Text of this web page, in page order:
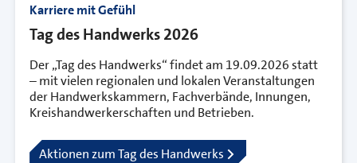
Karriere mit Gefühl
Tag des Handwerks 2026
Der „Tag des Handwerks“ findet am 19.09.2026 statt
– mit vielen regionalen und lokalen Veranstaltungen
der Handwerkskammern, Fachverbände, Innungen,
Kreishandwerkerschaften und Betrieben.
Aktionen zum Tag des Handwerks